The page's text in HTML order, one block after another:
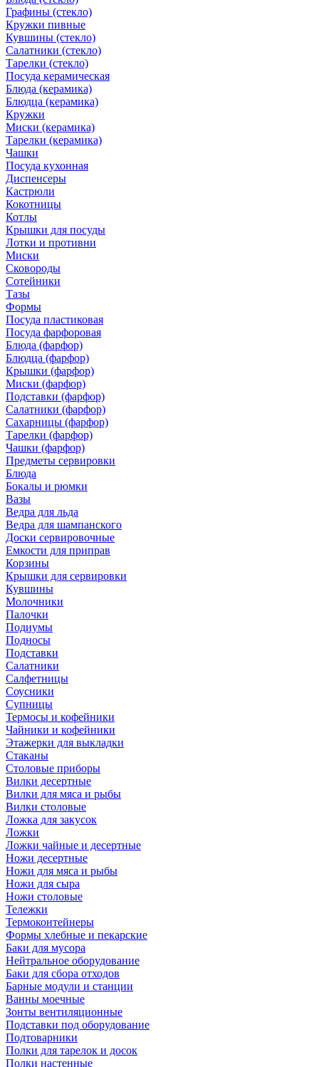
Графины (стекло)
Кружки пивные
Кувшины (стекло)
Салатники (стекло)
Тарелки (стекло)
Посуда керамическая
Блюда (керамика)
Блюдца (керамика)
Кружки
Миски (керамика)
Тарелки (керамика)
Чашки
Посуда кухонная
Диспенсеры
Кастрюли
Кокотницы
Котлы
Крышки для посуды
Лотки и противни
Миски
Сковороды
Сотейники
Тазы
Формы
Посуда пластиковая
Посуда фарфоровая
Блюда (фарфор)
Блюдца (фарфор)
Крышки (фарфор)
Миски (фарфор)
Подставки (фарфор)
Салатники (фарфор)
Сахарницы (фарфор)
Тарелки (фарфор)
Чашки (фарфор)
Предметы сервировки
Блюда
Бокалы и рюмки
Вазы
Ведра для льда
Ведра для шампанского
Доски сервировочные
Емкости для приправ
Корзины
Крышки для сервировки
Кувшины
Молочники
Палочки
Подиумы
Подносы
Подставки
Салатники
Салфетницы
Соусники
Супницы
Термосы и кофейники
Чайники и кофейники
Этажерки для выкладки
Стаканы
Столовые приборы
Вилки десертные
Вилки для мяса и рыбы
Вилки столовые
Ложка для закусок
Ложки
Ложки чайные и десертные
Ножи десертные
Ножи для мяса и рыбы
Ножи для сыра
Ножи столовые
Тележки
Термоконтейнеры
Формы хлебные и пекарские
Баки для мусора
Нейтральное оборудование
Баки для сбора отходов
Барные модули и станции
Ванны моечные
Зонты вентиляционные
Подставки под оборудование
Подтоварники
Полки для тарелок и досок
Полки настенные